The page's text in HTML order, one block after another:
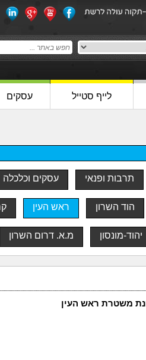
לייף סטייל עסקים
תרבות ופנאי עסקים וכלכלה
הוד השרון ראש העין
יהוד-מונסון מ.א. דרום השרון
משטרת ראש העין